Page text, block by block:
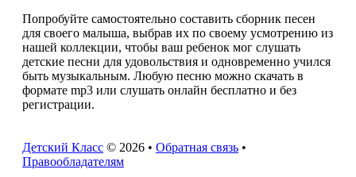
Попробуйте самостоятельно составить сборник песен
для своего малыша, выбрав их по своему усмотрению из
нашей коллекции, чтобы ваш ребенок мог слушать
детские песни для удовольствия и одновременно учился
быть музыкальным. Любую песню можно скачать в
формате mp3 или слушать онлайн бесплатно и без
регистрации.
Детский Класс © 2026 • Обратная связь •
Правообладателям